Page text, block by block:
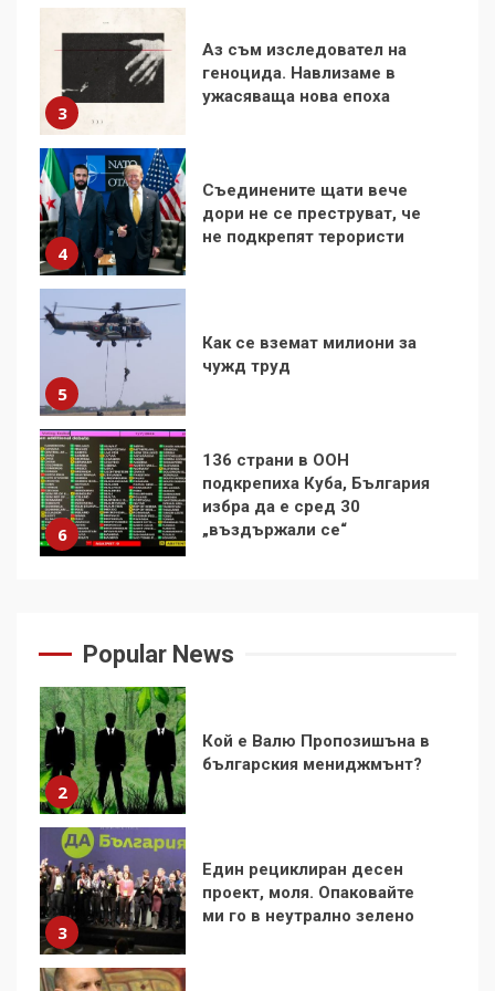
3
Аз съм изследовател на
геноцида. Навлизаме в
ужасяваща нова епоха
4
Съединените щати вече
дори не се преструват, че
не подкрепят терористи
5
Как се вземат милиони за
чужд труд
6
136 страни в ООН
подкрепиха Куба, България
избра да е сред 30
„въздържали се“
демокрацията
1
За 100-годишнината на
Фидел Кастро – изкачване
2
Цената на войната
Popular News
4
България“ обяви война на
ген. Румен Радев?
5
Най-голямата грешка в
историята на науката
погребват неолиберализма
7
Фоторазказ: изоставеният
плувен басейн в Кюстендил
1
2
Кой е Валю Пропозишъна в
българския мениджмънт?
3
Един рециклиран десен
проект, моля. Опаковайте
ми го в неутрално зелено